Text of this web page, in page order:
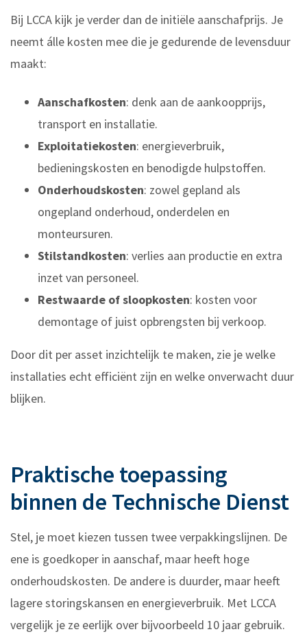
Bij LCCA kijk je verder dan de initiële aanschafprijs. Je
neemt álle kosten mee die je gedurende de levensduur
maakt:
Aanschafkosten: denk aan de aankoopprijs,
transport en installatie.
Exploitatiekosten: energieverbruik,
bedieningskosten en benodigde hulpstoffen.
Onderhoudskosten: zowel gepland als
ongepland onderhoud, onderdelen en
monteursuren.
Stilstandkosten: verlies aan productie en extra
inzet van personeel.
Restwaarde of sloopkosten: kosten voor
demontage of juist opbrengsten bij verkoop.
Door dit per asset inzichtelijk te maken, zie je welke
installaties echt efficiënt zijn en welke onverwacht duur
blijken.
Praktische toepassing
binnen de Technische Dienst
Stel, je moet kiezen tussen twee verpakkingslijnen. De
ene is goedkoper in aanschaf, maar heeft hoge
onderhoudskosten. De andere is duurder, maar heeft
lagere storingskansen en energieverbruik. Met LCCA
vergelijk je ze eerlijk over bijvoorbeeld 10 jaar gebruik.